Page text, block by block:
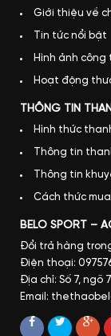
Giới thiệu về
Tin tức nổi bật
Hình ảnh công
Hoạt động
THÔNG TIN
Hình thức
Thông tin
Thông tin
Cách thức
BELO SPORT –
Đổi trả hàng
Điện thoại:
Địa chỉ: Số 7, ngõ
Email: